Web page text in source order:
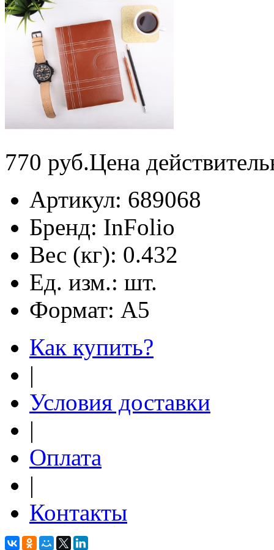
770 руб.Цена
Артикул: 689068
Бренд: InFolio
Вес (кг): 0.432
Ед. изм.: шт.
Формат: А5
Как купить?
|
Условия доставки
|
Оплата
|
Контакты